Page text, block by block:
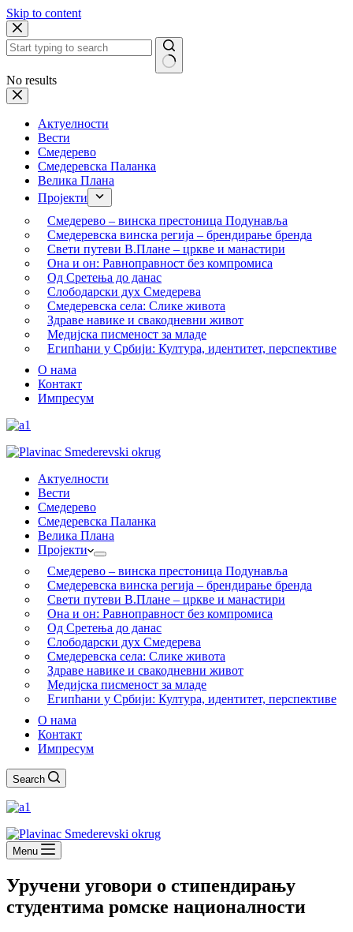
Skip to content
No results
Актуелности
Вести
Смедерево
Смедеревска Паланка
Велика Плана
Пројекти
Смедерево – винска престоница Подунавља
Смедеревска винска регија – брендирање бренда
Свети путеви В.Плане – цркве и манастири
Она и он: Равноправност без компромиса
Од Сретења до данас
Слободарски дух Смедерева
Смедеревска села: Слике живота
Здраве навике и свакодневни живот
Медијска писменост за младе
Египћани у Србији: Култура, идентитет, перспективе
О нама
Контакт
Импресум
Актуелности
Вести
Смедерево
Смедеревска Паланка
Велика Плана
Пројекти
Смедерево – винска престоница Подунавља
Смедеревска винска регија – брендирање бренда
Свети путеви В.Плане – цркве и манастири
Она и он: Равноправност без компромиса
Од Сретења до данас
Слободарски дух Смедерева
Смедеревска села: Слике живота
Здраве навике и свакодневни живот
Медијска писменост за младе
Египћани у Србији: Култура, идентитет, перспективе
О нама
Контакт
Импресум
Search
Menu
Уручени уговори о стипендирању
студентима ромске националности